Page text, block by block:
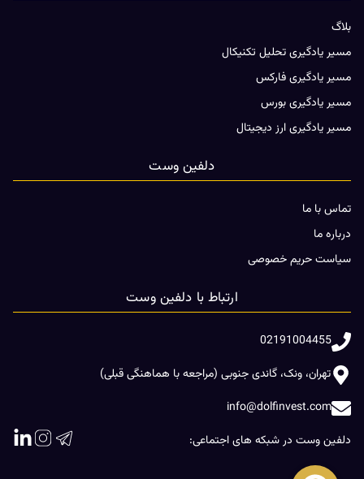
بلاگ
مسیر یادگیری تحلیل تکنیکال
مسیر یادگیری فارکس
مسیر یادگیری بورس
مسیر یادگیری ارز دیجیتال
دلفین وست
تماس با ما
درباره ما
سیاست حریم خصوصی
ارتباط با دلفین وست
02191004455
تهران، ونک، گاندی جنوبی (مراجعه با هماهنگی قبلی)
info@dolfinvest.com
دلفین وست در شبکه های اجتماعی: